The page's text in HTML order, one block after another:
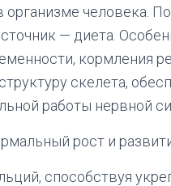
человека.
— диета.
кормления
скелета,
работы нервной
рост и
способствуя